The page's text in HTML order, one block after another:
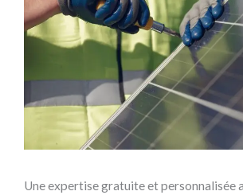
Une expertise gratuite et personnalisée